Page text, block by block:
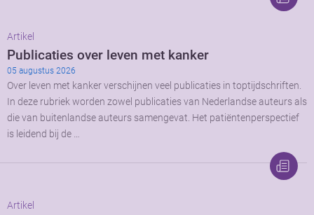
Artikel
Publicaties over leven met kanker
05 augustus 2026
Over leven met kanker verschijnen veel publicaties in toptijdschriften.
In deze rubriek worden zowel publicaties van Nederlandse auteurs als
die van buitenlandse auteurs samengevat. Het patiëntenperspectief
is leidend bij de …
Artikel